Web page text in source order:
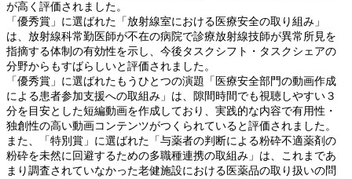
が高く評価されました。
「優秀賞」に選ばれた「放射線室における医療安全の取り組み」
は、放射線科常勤医師が不在の病院で診療放射線技師が異常所見を
指摘する体制の有効性を示し、今後タスクシフト・タスクシェアの
分野からもすばらしいと評価されました。
「優秀賞」に選ばれたもうひとつの演題「医療安全部門の動画作成
による患者参加支援への取組み」は、隙間時間でも視聴しやすい３
分を目安とした短編動画を作成しており、実践的な内容で有用性・
独創性の高い動画コンテンツがつくられていると評価されました。
また、「特別賞」に選ばれた「与薬者の判断による粉砕不適薬剤の
粉砕を未然に回避するための多職種連携の取組み」は、これまであ
まり調査されていなかった老健施設における医薬品の取り扱いの問